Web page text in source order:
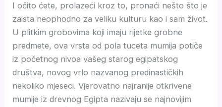
I očito ćete, prolazeći kroz to, pronaći nešto što je
zaista neophodno za veliku kulturu kao i sam život.
U plitkim grobovima koji imaju rijetke grobne
predmete, ova vrsta od pola tuceta mumija potiče
iz početnog nivoa vašeg starog egipatskog
društva, novog vrlo nazvanog predinastičkih
nekoliko mjeseci.Vjerovatno najranije otkrivene
mumije iz drevnog Egipta nazivaju se najnovijim